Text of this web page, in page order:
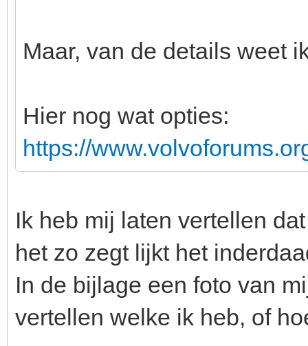
Maar, van de details weet
Hier nog wat opties:
https://
Ik heb mij laten vertellen
het zo zegt lijkt het
In de bijlage een foto van
vertellen welke ik heb, of